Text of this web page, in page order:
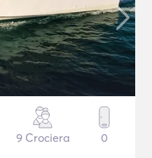
9 Crociera 0